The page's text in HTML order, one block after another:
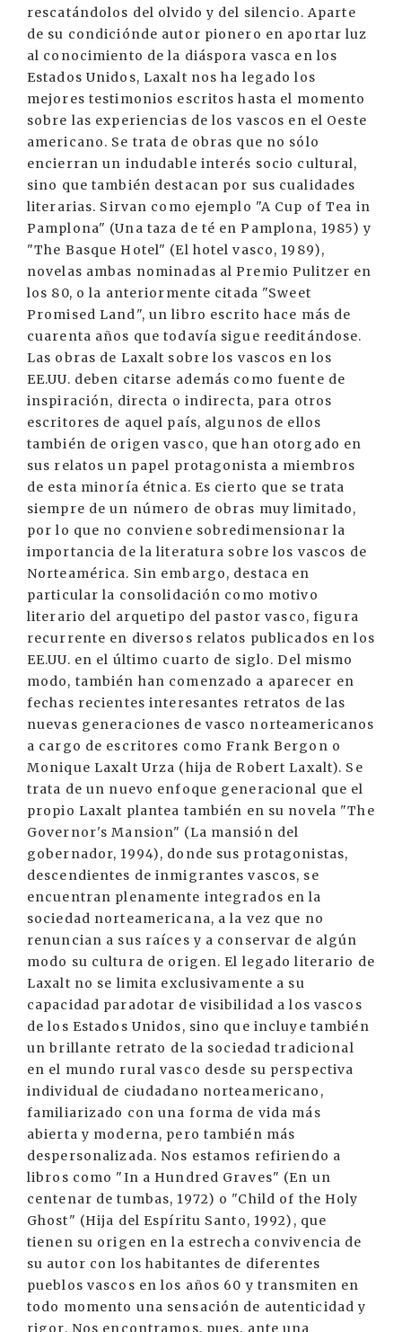
rescatándolos del olvido y del silencio. Aparte
de su condiciónde autor pionero en aportar luz
al conocimiento de la diáspora vasca en los
Estados Unidos, Laxalt nos ha legado los
mejores testimonios escritos hasta el momento
sobre las experiencias de los vascos en el Oeste
americano. Se trata de obras que no sólo
encierran un indudable interés socio cultural,
sino que también destacan por sus cualidades
literarias. Sirvan como ejemplo "A Cup of Tea in
Pamplona" (Una taza de té en Pamplona, 1985) y
"The Basque Hotel" (El hotel vasco, 1989),
novelas ambas nominadas al Premio Pulitzer en
los 80, o la anteriormente citada "Sweet
Promised Land", un libro escrito hace más de
cuarenta años que todavía sigue reeditándose.
Las obras de Laxalt sobre los vascos en los
EE.UU. deben citarse además como fuente de
inspiración, directa o indirecta, para otros
escritores de aquel país, algunos de ellos
también de origen vasco, que han otorgado en
sus relatos un papel protagonista a miembros
de esta minoría étnica. Es cierto que se trata
siempre de un número de obras muy limitado,
por lo que no conviene sobredimensionar la
importancia de la literatura sobre los vascos de
Norteamérica. Sin embargo, destaca en
particular la consolidación como motivo
literario del arquetipo del pastor vasco, figura
recurrente en diversos relatos publicados en los
EE.UU. en el último cuarto de siglo. Del mismo
modo, también han comenzado a aparecer en
fechas recientes interesantes retratos de las
nuevas generaciones de vasco norteamericanos
a cargo de escritores como Frank Bergon o
Monique Laxalt Urza (hija de Robert Laxalt). Se
trata de un nuevo enfoque generacional que el
propio Laxalt plantea también en su novela "The
Governor's Mansion" (La mansión del
gobernador, 1994), donde sus protagonistas,
descendientes de inmigrantes vascos, se
encuentran plenamente integrados en la
sociedad norteamericana, a la vez que no
renuncian a sus raíces y a conservar de algún
modo su cultura de origen. El legado literario de
Laxalt no se limita exclusivamente a su
capacidad paradotar de visibilidad a los vascos
de los Estados Unidos, sino que incluye también
un brillante retrato de la sociedad tradicional
en el mundo rural vasco desde su perspectiva
individual de ciudadano norteamericano,
familiarizado con una forma de vida más
abierta y moderna, pero también más
despersonalizada. Nos estamos refiriendo a
libros como "In a Hundred Graves" (En un
centenar de tumbas, 1972) o "Child of the Holy
Ghost" (Hija del Espíritu Santo, 1992), que
tienen su origen en la estrecha convivencia de
su autor con los habitantes de diferentes
pueblos vascos en los años 60 y transmiten en
todo momento una sensación de autenticidad y
rigor. Nos encontramos, pues, ante una